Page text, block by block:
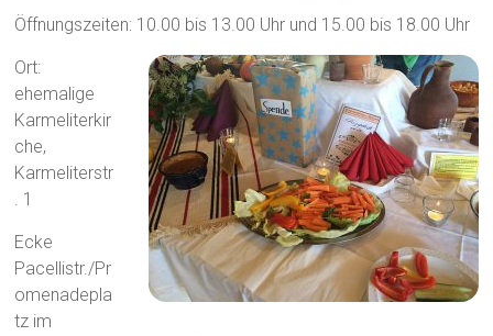
Öffnungszeiten: 10.00 bis 13.00 Uhr und 15.00 bis 18.00 Uhr
Ort:
ehemalige
Karmeliterkir
che,
Karmeliterstr
. 1
Ecke
Pacellistr./Pr
omenadepla
tz im